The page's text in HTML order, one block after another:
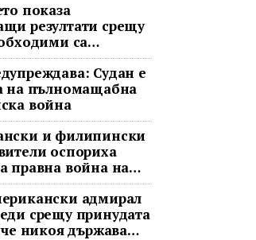
показа
резултати срещу
са
с хора
Судан е
на пълномащабна
война
и филипински
оспориха
правна война на
адмирал
срещу принудата
никоя държава